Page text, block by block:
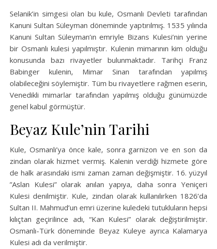
Selanik’in simgesi olan bu kule, Osmanlı Devleti tarafından
Kanuni Sultan Süleyman döneminde yaptırılmış. 1535 yılında
Kanuni Sultan Süleyman’ın emriyle Bizans Kulesi’nin yerine
bir Osmanlı kulesi yapılmıştır. Kulenin mimarının kim olduğu
konusunda bazı rivayetler bulunmaktadır. Tarihçi Franz
Babinger kulenin, Mimar Sinan tarafından yapılmış
olabileceğini söylemiştir. Tüm bu rivayetlere rağmen eserin,
Venedikli mimarlar tarafından yapılmış olduğu günümüzde
genel kabul görmüştür.
Beyaz Kule’nin Tarihi
Kule, Osmanlı’ya önce kale, sonra garnizon ve en son da
zindan olarak hizmet vermiş. Kalenin verdiği hizmete göre
de halk arasındaki ismi zaman zaman değişmiştir. 16. yüzyıl
”Aslan Kulesi” olarak anılan yapıya, daha sonra Yeniçeri
Kulesi denilmiştir. Kule, zindan olarak kullanılırken 1826’da
Sultan II. Mahmud’un emri üzerine kuledeki tutukluların hepsi
kılıçtan geçirilince adı, “Kan Kulesi” olarak değiştirilmiştir.
Osmanlı-Türk döneminde Beyaz Kuleye ayrıca Kalamarya
Kulesi adı da verilmiştir.